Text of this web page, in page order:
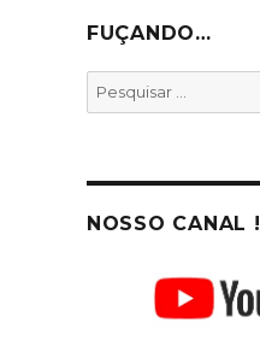
FUÇANDO…
Pesquisar
por:
NOSSO CANAL !